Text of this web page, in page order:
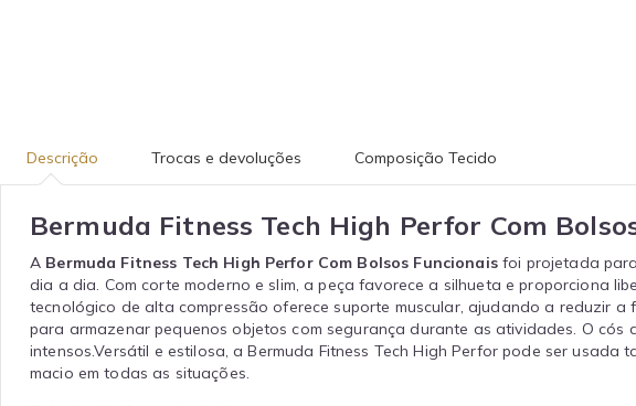
Descrição Trocas e devoluções Composição Tecido
Bermuda Fitness Tech High Perfor Com
A Bermuda Fitness Tech High Perfor Com Bolsos Funcionaisfoi projetada para
dia a dia. Com corte moderno e slim, a peça favorece a silhueta e proporciona
tecnológico de alta compressão oferece suporte muscular, ajudando a reduzir
para armazenar pequenos objetos com segurança durante as atividades. O
intensos.Versátil e estilosa, a Bermuda Fitness Tech High Perfor pode ser
macio em todas as situações.